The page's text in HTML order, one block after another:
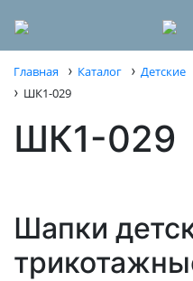
Главная › Каталог › Детские
› ШК1-029
ШК1-029
Шапки